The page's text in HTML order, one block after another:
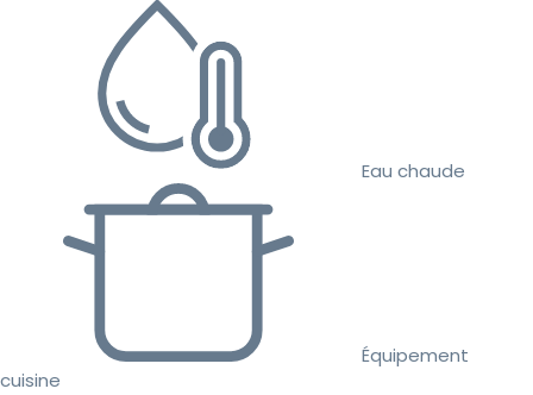
Eau chaude
Équipement
cuisine